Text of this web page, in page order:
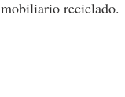
mobiliario reciclado.